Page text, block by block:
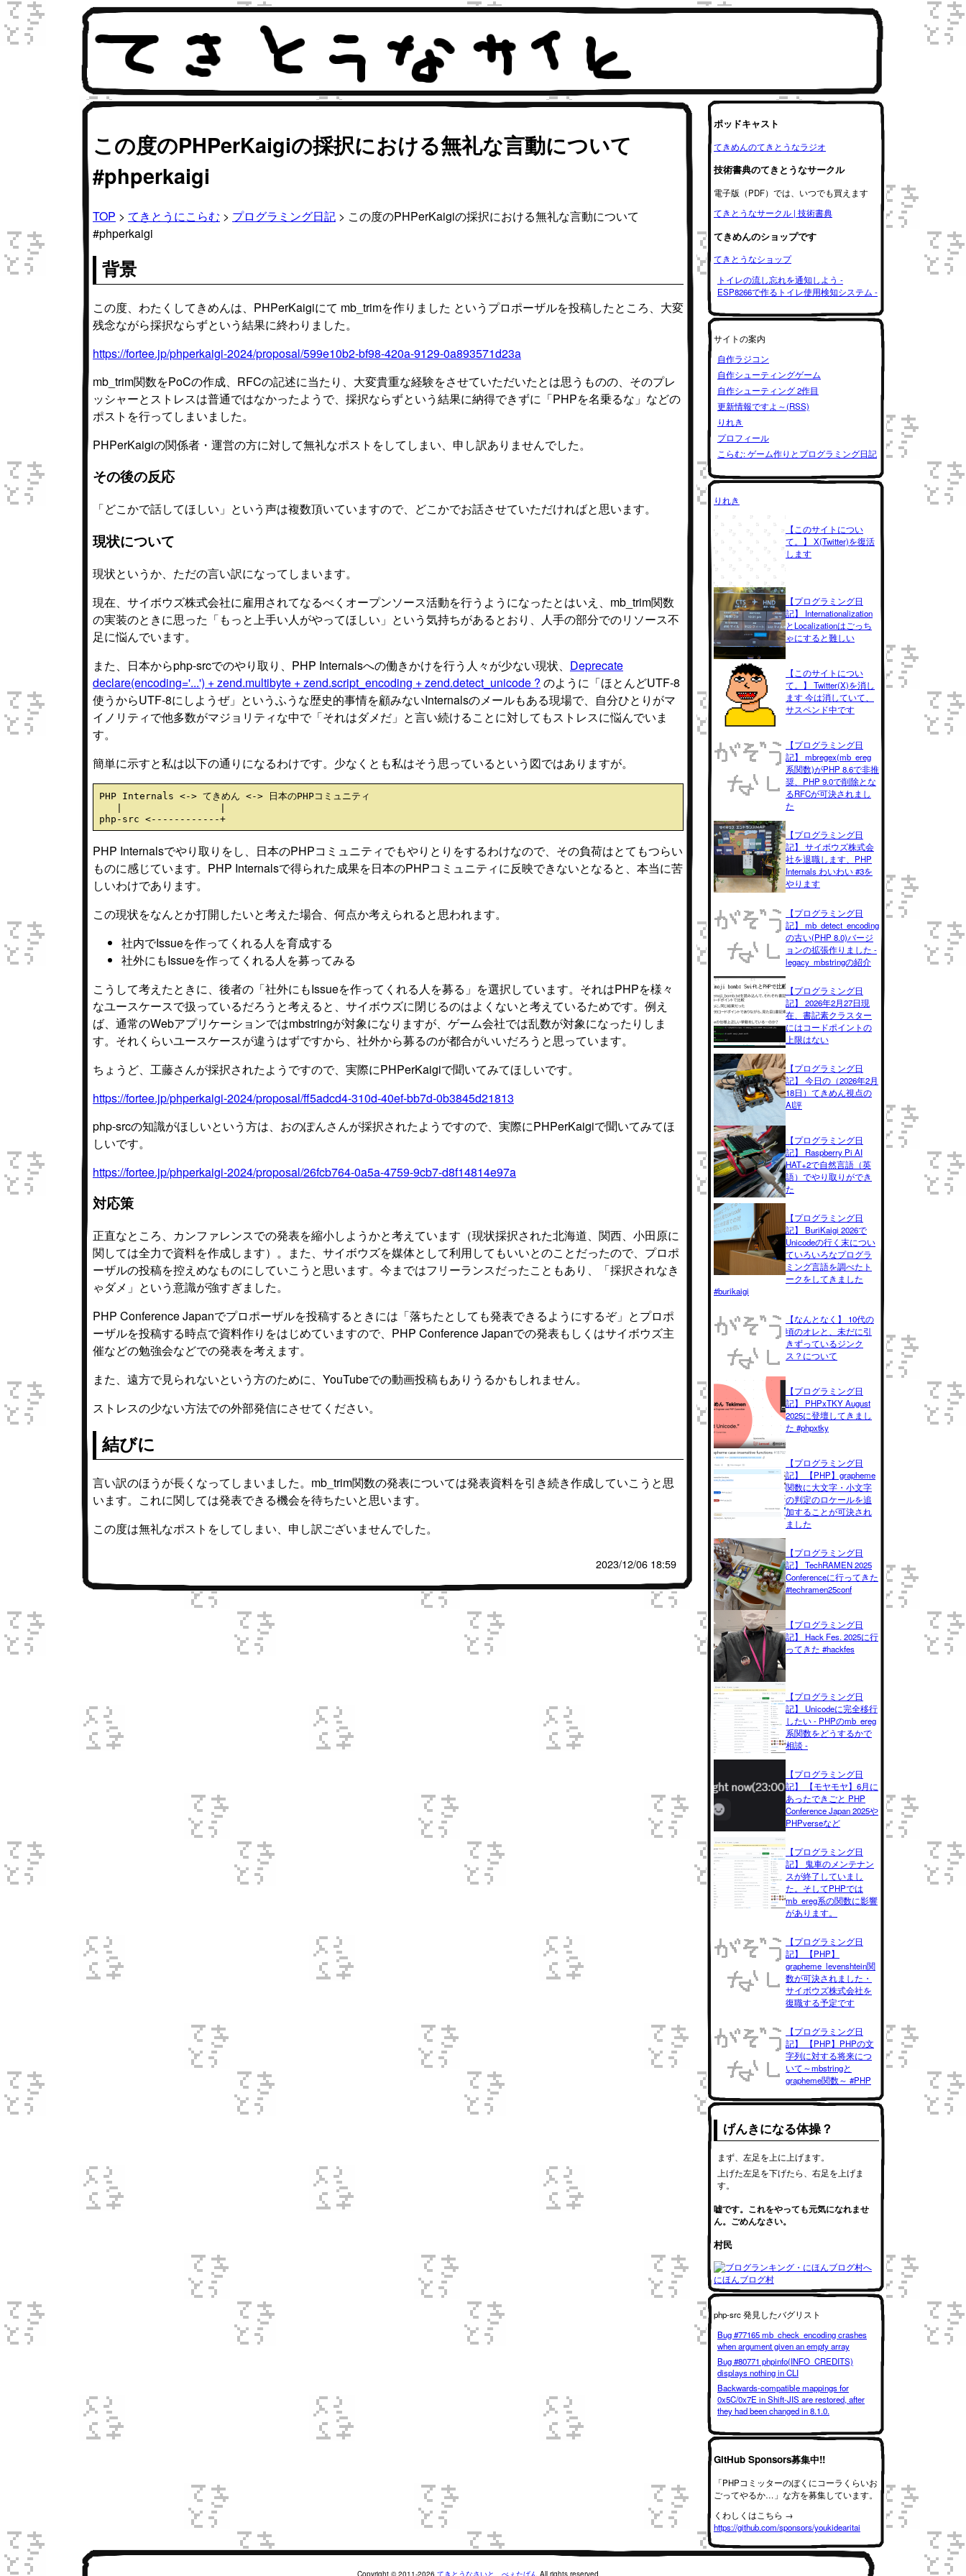
この度のPHPerKaigiの採択における無礼な言動について
#phperkaigi
TOP > てきとうにこらむ > プログラミング日記 > この度のPHPerKaigiの採択における無礼な言動について
#phperkaigi
背景
この度、わたくしてきめんは、PHPerKaigiにて mb_trimを作りました というプロポーザルを投稿したところ、大変
残念ながら採択ならずという結果に終わりました。
https://fortee.jp/phperkaigi-2024/proposal/599e10b2-bf98-420a-9129-0a893571d23a
mb_trim関数をPoCの作成、RFCの記述に当たり、大変貴重な経験をさせていただいたとは思うものの、そのプレ
ッシャーとストレスは普通ではなかったようで、採択ならずという結果に納得できずに「PHPを名乗るな」などの
ポストを行ってしまいました。
PHPerKaigiの関係者・運営の方に対して無礼なポストをしてしまい、申し訳ありませんでした。
その後の反応
「どこかで話してほしい」という声は複数頂いていますので、どこかでお話させていただければと思います。
現状について
現状というか、ただの言い訳になってしまいます。
現在、サイボウズ株式会社に雇用されてなるべくオープンソース活動を行うようになったとはいえ、mb_trim関数
の実装のときに思った「もっと上手い人がやってほしい」という気持ちがあるとおり、人手の部分でのリソース不
足に悩んでいます。
また、日本からphp-srcでのやり取り、PHP Internalsへの働きかけを行う人々が少ない現状、 Deprecate
declare(encoding='...') + zend.multibyte + zend.script_encoding + zend.detect_unicode ? のように「ほとんどUTF-8
使うからUTF-8にしようぜ」というふうな歴史的事情を顧みないInternalsのメールもある現場で、自分ひとりがマ
イノリティで他多数がマジョリティな中で「それはダメだ」と言い続けることに対してもストレスに悩んでいま
す。
簡単に示すと私は以下の通りになるわけです。少なくとも私はそう思っているという図ではありますが。
PHP Internals <-> てきめん <-> 日本のPHPコミュニティ
PHP Internalsでやり取りをし、日本のPHPコミュニティでもやりとりをするわけなので、その負荷はとてもつらい
ものに感じています。PHP Internalsで得られた成果を日本のPHPコミュニティに反映できないとなると、本当に苦
しいわけであります。
この現状をなんとか打開したいと考えた場合、何点か考えられると思われます。
社内でIssueを作ってくれる人を育成する
社外にもIssueを作ってくれる人を募ってみる
こうして考えたときに、後者の「社外にもIssueを作ってくれる人を募る」を選択しています。それはPHPを様々
なユースケースで扱っているだろうと考えると、サイボウズに閉じるのはよくないと考えているためです。例え
ば、通常のWebアプリケーションではmbstringが対象になりますが、ゲーム会社では乱数が対象になったりしま
す。それくらいユースケースが違うはずですから、社外から募るのが都合がいいだろうと思っています。
ちょうど、工藤さんが採択されたようですので、実際にPHPerKaigiで聞いてみてほしいです。
https://fortee.jp/phperkaigi-2024/proposal/ff5adcd4-310d-40ef-bb7d-0b3845d21813
php-srcの知識がほしいという方は、おのぽんさんが採択されたようですので、実際にPHPerKaigiで聞いてみてほ
しいです。
https://fortee.jp/phperkaigi-2024/proposal/26fcb764-0a5a-4759-9cb7-d8f14814e97a
対応策
正直なところ、カンファレンスでの発表を縮小しようかと考えています（現状採択された北海道、関西、小田原に
関しては全力で資料を作成します）。また、サイボウズを媒体として利用してもいいとのことだったので、プロポ
ーザルの投稿を控えめなものにしていこうと思います。今まではフリーランスだったこともあり、「採択されなき
ゃダメ」という意識が強すぎました。
PHP Conference Japanでプロポーザルを投稿するときには「落ちたとしても発表できるようにするぞ」とプロポ
ーザルを投稿する時点で資料作りをはじめていますので、PHP Conference Japanでの発表もしくはサイボウズ主
催などの勉強会などでの発表を考えます。
また、遠方で見られないという方のために、YouTubeでの動画投稿もありうるかもしれません。
ストレスの少ない方法での外部発信にさせてください。
結びに
言い訳のほうが長くなってしまいました。mb_trim関数の発表については発表資料を引き続き作成していこうと思
います。これに関しては発表できる機会を待ちたいと思います。
この度は無礼なポストをしてしまい、申し訳ございませんでした。
2023/12/06 18:59
ポッドキャスト
てきめんのてきとうなラジオ
技術書典のてきとうなサークル
電子版（PDF）では、いつでも買えます
てきとうなサークル | 技術書典
てきめんのショップです
てきとうなショップ
トイレの流し忘れを通知しよう -
ESP8266で作るトイレ使用検知システム -
サイトの案内
自作ラジコン
自作シューティングゲーム
自作シューティング 2作目
更新情報ですよ～(RSS)
りれき
プロフィール
こらむ: ゲーム作りとプログラミング日記
りれき
【このサイトについ
て。】 X(Twitter)を復活
します
【プログラミング日
記】 Internationalization
とLocalizationはごっち
ゃにすると難しい
【このサイトについ
て。】 Twitter(X)を消し
ます 今は消していて、
サスペンド中です
【プログラミング日
記】 mbregex(mb_ereg
系関数)がPHP 8.6で非推
奨、PHP 9.0で削除とな
るRFCが可決されまし
た
【プログラミング日
記】 サイボウズ株式会
社を退職します、PHP
Internals わいわい #3を
やります
【プログラミング日
記】 mb_detect_encoding
の古い(PHP 8.0)バージ
ョンの拡張作りました -
legacy_mbstringの紹介
【プログラミング日
記】 2026年2月27日現
在、書記素クラスター
にはコードポイントの
上限はない
【プログラミング日
記】 今日の（2026年2月
18日）てきめん視点の
AI評
【プログラミング日
記】 Raspberry Pi AI
HAT+2で自然言語（英
語）でやり取りができ
た
【プログラミング日
記】 BuriKaigi 2026で
Unicodeの行く末につい
ていろいろなプログラ
ミング言語を調べたト
ークをしてきました
#burikaigi
【なんとなく】 10代の
頃のオレと、未だに引
きずっているジンク
ス？について
【プログラミング日
記】 PHPxTKY August
2025に登壇してきまし
た #phpxtky
【プログラミング日
記】 【PHP】grapheme
関数に大文字・小文字
の判定のロケールを追
加することが可決され
ました
【プログラミング日
記】 TechRAMEN 2025
Conferenceに行ってきた
#techramen25conf
【プログラミング日
記】 Hack Fes. 2025に行
ってきた #hackfes
【プログラミング日
記】 Unicodeに完全移行
したい - PHPのmb_ereg
系関数をどうするかで
相談 -
【プログラミング日
記】 【モヤモヤ】6月に
あったできごと PHP
Conference Japan 2025や
PHPverseなど
【プログラミング日
記】 鬼車のメンテナン
スが終了していまし
た。そしてPHPでは
mb_ereg系の関数に影響
があります。
【プログラミング日
記】 【PHP】
grapheme_levenshtein関
数が可決されました・
サイボウズ株式会社を
復職する予定です
【プログラミング日
記】 【PHP】PHPの文
字列に対する将来につ
いて～mbstringと
grapheme関数～ #PHP
げんきになる体操？
まず、左足を上に上げます。
上げた左足を下げたら、右足を上げま
す。
嘘です。これをやっても元気になれませ
ん。ごめんなさい。
村民
にほんブログ村
php-src 発見したバグリスト
Bug #77165 mb_check_encoding crashes
when argument given an empty array
Bug #80771 phpinfo(INFO_CREDITS)
displays nothing in CLI
Backwards-compatible mappings for
0x5C/0x7E in Shift-JIS are restored, after
they had been changed in 8.1.0.
GitHub Sponsors募集中!!
「PHPコミッターのぼくにコーラくらいお
ごってやるか…」な方を募集しています。
くわしくはこちら →
https://github.com/sponsors/youkidearitai
Copyright © 2011-2026 てきとうなさいと。べぇたばん All rights reserved.